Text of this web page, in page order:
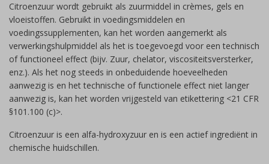
Citroenzuur wordt gebruikt als zuurmiddel in crèmes, gels en
vloeistoffen. Gebruikt in voedingsmiddelen en
voedingssupplementen, kan het worden aangemerkt als
verwerkingshulpmiddel als het is toegevoegd voor een technisch
of functioneel effect (bijv. Zuur, chelator, viscositeitsversterker,
enz.). Als het nog steeds in onbeduidende hoeveelheden
aanwezig is en het technische of functionele effect niet langer
aanwezig is, kan het worden vrijgesteld van etikettering <21 CFR
§101.100 (c)>.
Citroenzuur is een alfa-hydroxyzuur en is een actief ingrediënt in
chemische huidschillen.